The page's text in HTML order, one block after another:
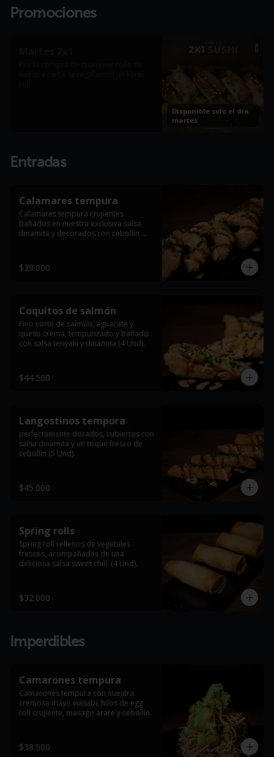
Promociones
Disponible solo el día
martes
Entradas
Calamares tempura
Calamares tempura crujientes
bañados en nuestra exclusiva salsa
dinamita y decorados con cebollín
$39.000
Coquitos de salmón
Fino corte de salmón, aguacate y
queso crema, tempurizado y bañado
con salsa teriyaki y dinamita (4 Und).
$44.500
Langostinos tempura
perfectamente dorados, cubiertos con
salsa dinamita y un toque fresco de
cebollín (5 Und).
$45.000
Spring rolls
Spring roll rellenos de vegetales
frescos, acompañadas de una
deliciosa salsa sweet chill  (4 Und).
$32.000
Imperdibles
Camarones tempura
Camarones tempura con nuestra
cremosa mayo wasabi, hilos de egg
roll crujiente, masago arare y cebollín.
$38.500